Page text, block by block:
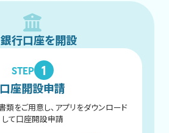
行口座を開設
STEP 1
口座開設申請
をご用意し、アプリをダウンロード
して口座開設申請